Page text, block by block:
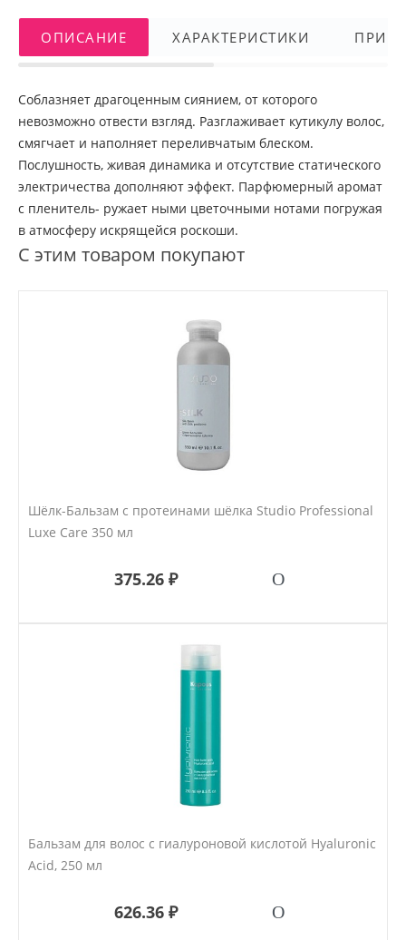
ОПИСАНИЕ ХАРАКТЕРИСТИКИ
Соблазняет драгоценным сиянием, от которого
невозможно отвести взгляд. Разглаживает кутикулу волос,
смягчает и наполняет переливчатым блеском.
Послушность, живая динамика и отсутствие статического
электричества дополняют эффект. Парфюмерный аромат
с пленитель- ружает ными цветочными нотами погружая
в атмосферу искрящейся роскоши.
С этим товаром покупают
Шёлк-Бальзам с протеинами шёлка Studio Professional
Luxe Care 350 мл
375.26 ₽
Бальзам для волос с гиалуроновой кислотой Hyaluronic
Acid, 250 мл
626.36 ₽